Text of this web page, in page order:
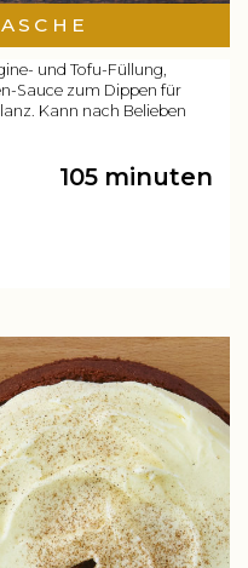
und Tofu-Füllung,
Sauce zum Dippen für
Kann nach Belieben
105 minuten